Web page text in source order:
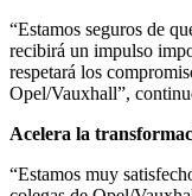
“Estamos seguros de
recibirá un impulso
respetará los
Opel/Vauxhall”,
Acelera la
“Estamos muy